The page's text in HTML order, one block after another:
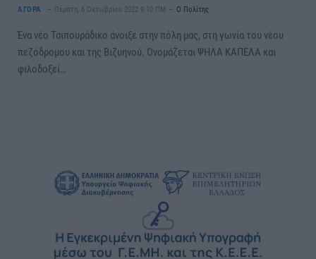
ΑΓΟΡΑ Πέμπτη, 6 Οκτωβρίου 2022 9:10 ΠΜ Ο Πολίτης
Ένα νέο Τσιπουράδικο άνοιξε στην πόλη μας, στη γωνία του νέου
πεζόδρομου και της Βιζυηνού. Ονομάζεται ΨΗΛΑ ΚΑΠΕΛΑ και
φιλοδοξεί…